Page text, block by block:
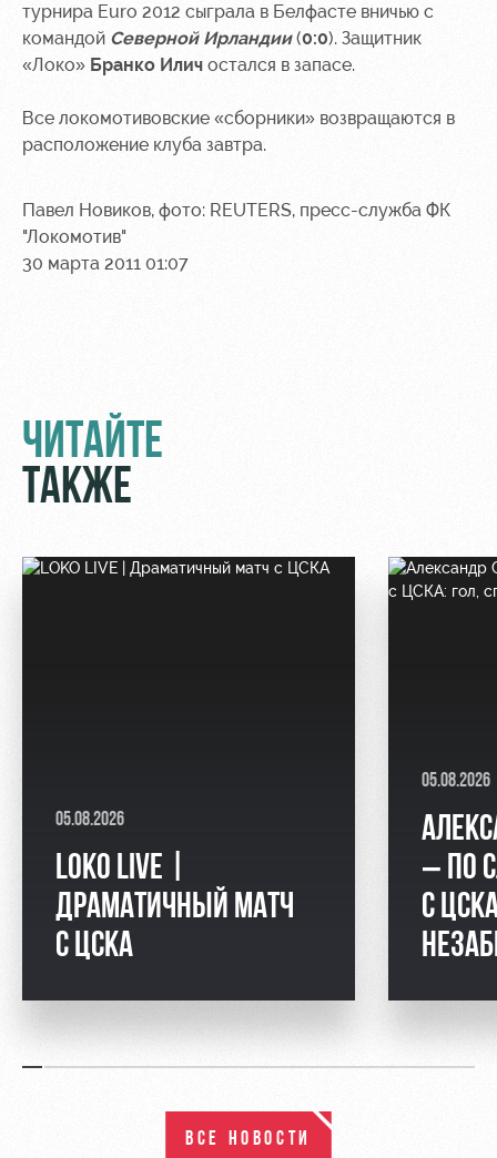
турнира Euro 2012 сыграла в Белфасте вничью с
командой Северной Ирландии(0:0). Защитник
«Локо» Бранко Илич остался в запасе.
Все локомотивовские «сборники» возвращаются в
расположение клуба завтра.
Павел Новиков, фото: REUTERS, пресс-служба ФК
"Локомотив"
30 марта 2011 01:07
ЧИТАЙТЕ
ТАКЖЕ
05.08.2026
LOKO LIVE |
ДРАМАТИЧНЫЙ МАТЧ
С ЦСКА
05.08.2026
– ПО
С
ВСЕ НОВОСТИ